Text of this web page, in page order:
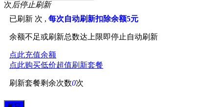
次后停止刷新
已刷新 次 ,每次自动刷新扣除余额5元
余额不足或刷新总数达上限即停止自动刷新
点此充值余额
点此购买低价超值刷新套餐
刷新套餐剩余次数0次